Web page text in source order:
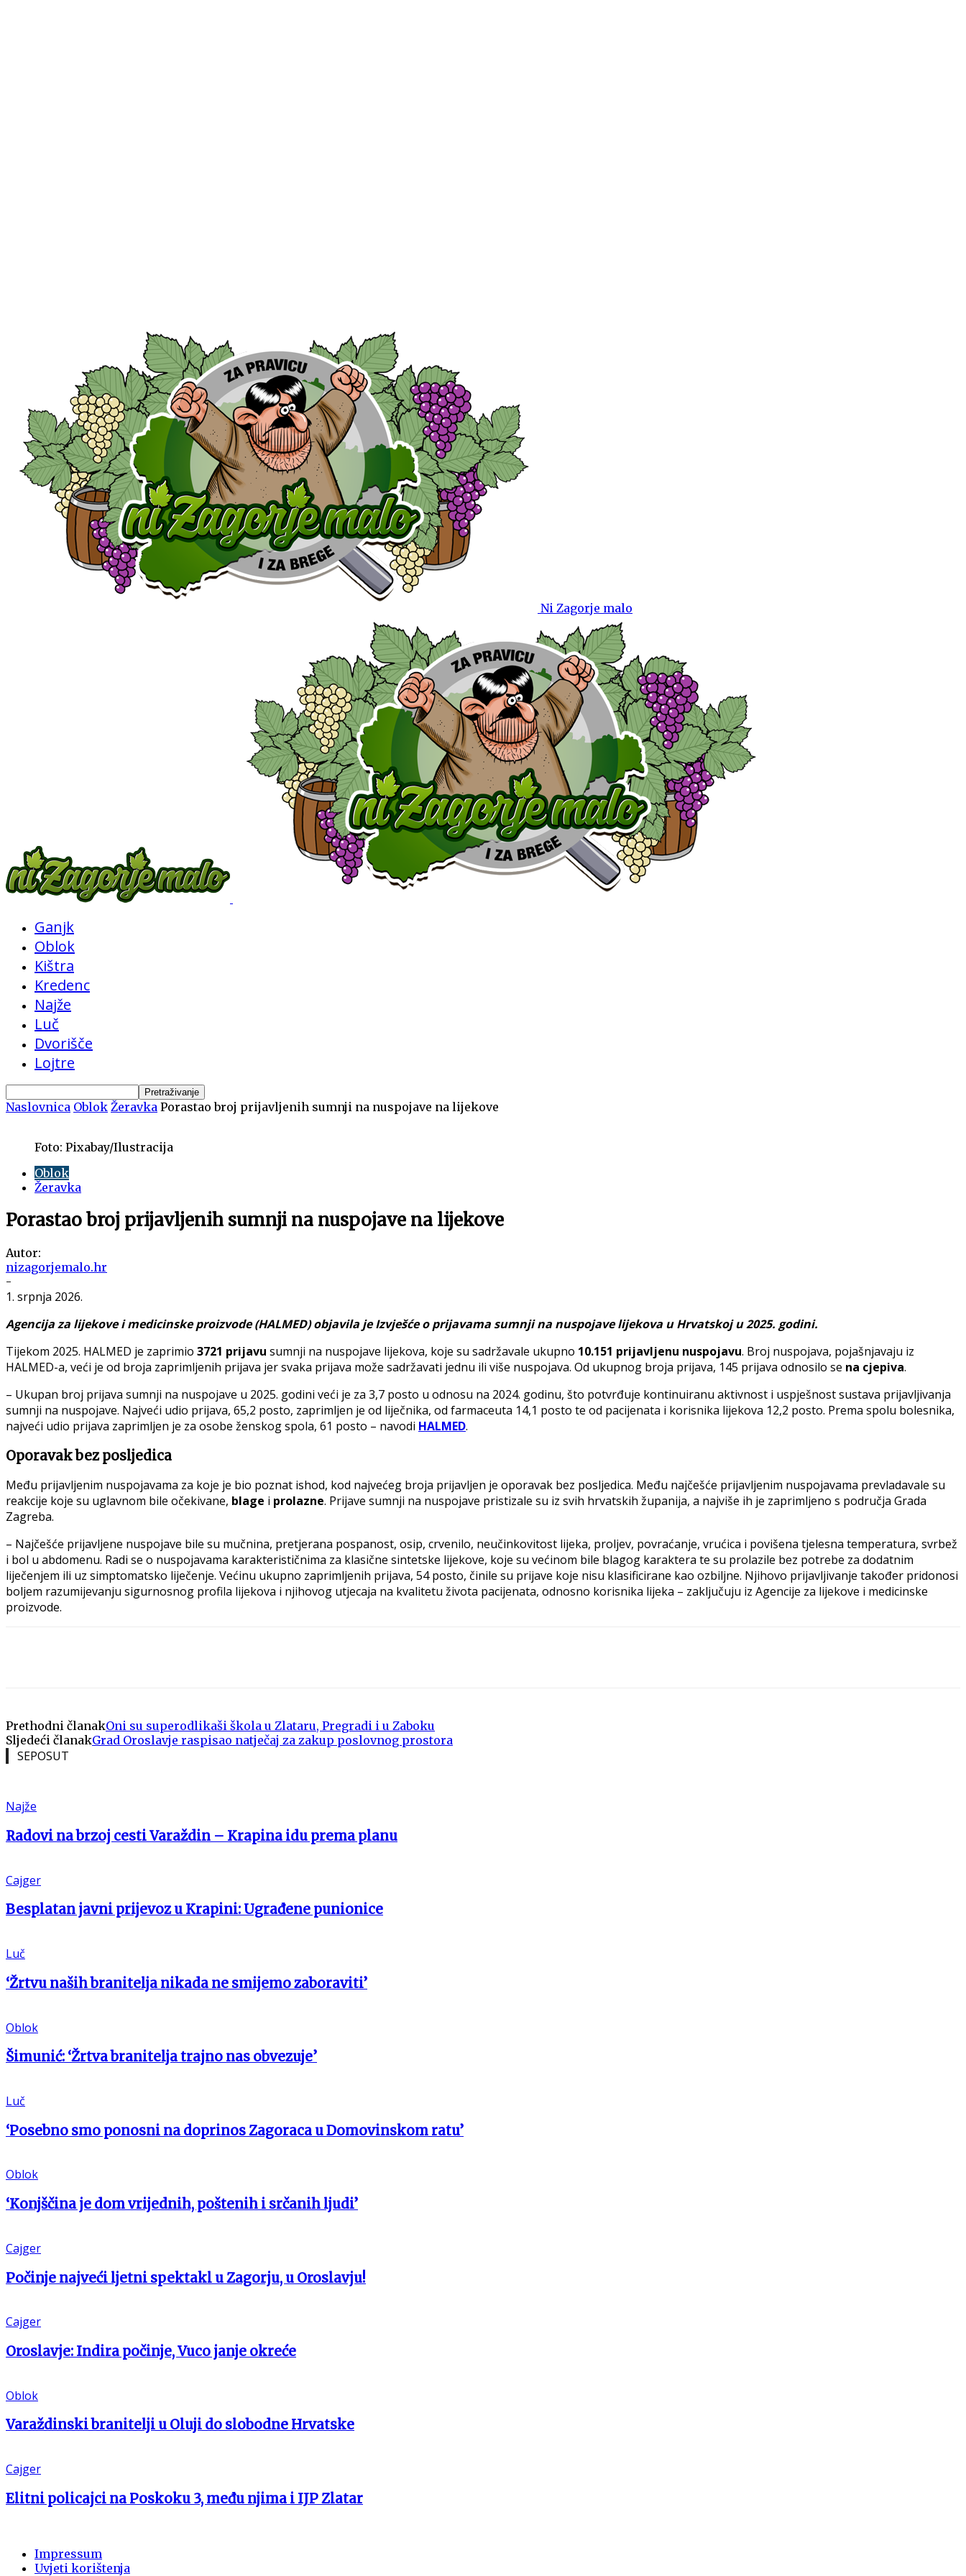
Ni Zagorje malo
Ganjk
Oblok
Kištra
Kredenc
Najže
Luč
Dvorišče
Lojtre
Naslovnica Oblok Žeravka Porastao broj prijavljenih sumnji na nuspojave na lijekove
Foto: Pixabay/Ilustracija
Oblok
Žeravka
Porastao broj prijavljenih sumnji na nuspojave na lijekove
Autor:
nizagorjemalo.hr
-
1. srpnja 2026.
Agencija za lijekove i medicinske proizvode (HALMED) objavila je Izvješće o prijavama sumnji na nuspojave lijekova u Hrvatskoj u 2025. godini.
Tijekom 2025. HALMED je zaprimio 3721 prijavu sumnji na nuspojave lijekova, koje su sadržavale ukupno 10.151 prijavljenu nuspojavu. Broj nuspojava, pojašnjavaju iz
HALMED-a, veći je od broja zaprimljenih prijava jer svaka prijava može sadržavati jednu ili više nuspojava. Od ukupnog broja prijava, 145 prijava odnosilo se na cjepiva.
– Ukupan broj prijava sumnji na nuspojave u 2025. godini veći je za 3,7 posto u odnosu na 2024. godinu, što potvrđuje kontinuiranu aktivnost i uspješnost sustava prijavljivanja
sumnji na nuspojave. Najveći udio prijava, 65,2 posto, zaprimljen je od liječnika, od farmaceuta 14,1 posto te od pacijenata i korisnika lijekova 12,2 posto. Prema spolu bolesnika,
najveći udio prijava zaprimljen je za osobe ženskog spola, 61 posto – navodi HALMED.
Oporavak bez posljedica
Među prijavljenim nuspojavama za koje je bio poznat ishod, kod najvećeg broja prijavljen je oporavak bez posljedica. Među najčešće prijavljenim nuspojavama prevladavale su
reakcije koje su uglavnom bile očekivane, blage i prolazne. Prijave sumnji na nuspojave pristizale su iz svih hrvatskih županija, a najviše ih je zaprimljeno s područja Grada
Zagreba.
– Najčešće prijavljene nuspojave bile su mučnina, pretjerana pospanost, osip, crvenilo, neučinkovitost lijeka, proljev, povraćanje, vrućica i povišena tjelesna temperatura, svrbež
i bol u abdomenu. Radi se o nuspojavama karakterističnima za klasične sintetske lijekove, koje su većinom bile blagog karaktera te su prolazile bez potrebe za dodatnim
liječenjem ili uz simptomatsko liječenje. Većinu ukupno zaprimljenih prijava, 54 posto, činile su prijave koje nisu klasificirane kao ozbiljne. Njihovo prijavljivanje također pridonosi
boljem razumijevanju sigurnosnog profila lijekova i njihovog utjecaja na kvalitetu života pacijenata, odnosno korisnika lijeka – zaključuju iz Agencije za lijekove i medicinske
proizvode.
Prethodni članakOni su superodlikaši škola u Zlataru, Pregradi i u Zaboku
Sljedeći članakGrad Oroslavje raspisao natječaj za zakup poslovnog prostora
SEPOSUT
Najže
Radovi na brzoj cesti Varaždin – Krapina idu prema planu
Cajger
Besplatan javni prijevoz u Krapini: Ugrađene punionice
Luč
‘Žrtvu naših branitelja nikada ne smijemo zaboraviti’
Oblok
Šimunić: ‘Žrtva branitelja trajno nas obvezuje’
Luč
‘Posebno smo ponosni na doprinos Zagoraca u Domovinskom ratu’
Oblok
‘Konjščina je dom vrijednih, poštenih i srčanih ljudi’
Cajger
Počinje najveći ljetni spektakl u Zagorju, u Oroslavju!
Cajger
Oroslavje: Indira počinje, Vuco janje okreće
Oblok
Varaždinski branitelji u Oluji do slobodne Hrvatske
Cajger
Elitni policajci na Poskoku 3, među njima i IJP Zlatar
Impressum
Uvjeti korištenja